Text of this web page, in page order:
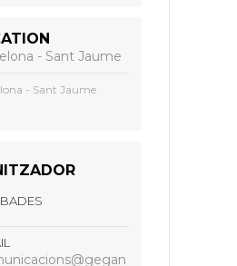
- Sant Jaume
- Sant Jaume